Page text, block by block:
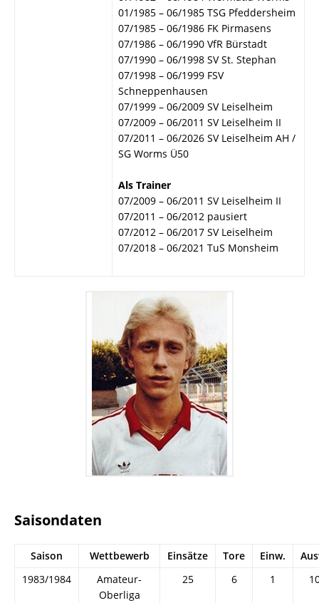
01/1985 – 06/1985 TSG Pfeddersheim
07/1985 – 06/1986 FK Pirmasens
07/1986 – 06/1990 VfR Bürstadt
07/1990 – 06/1998 SV St. Stephan
07/1998 – 06/1999 FSV
Schneppenhausen
07/1999 – 06/2009 SV Leiselheim
07/2009 – 06/2011 SV Leiselheim II
07/2011 – 06/2026 SV Leiselheim AH /
SG Worms Ü50
Als Trainer
07/2009 – 06/2011 SV Leiselheim II
07/2011 – 06/2012 pausiert
07/2012 – 06/2017 SV Leiselheim
07/2018 – 06/2021 TuS Monsheim
Saisondaten
Saison Wettbewerb Einsätze Tore Einw.
1983/1984
Amateur-
Oberliga
25 6 1